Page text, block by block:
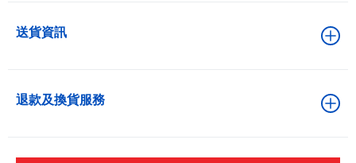
送貨資訊
退款及換貨服務